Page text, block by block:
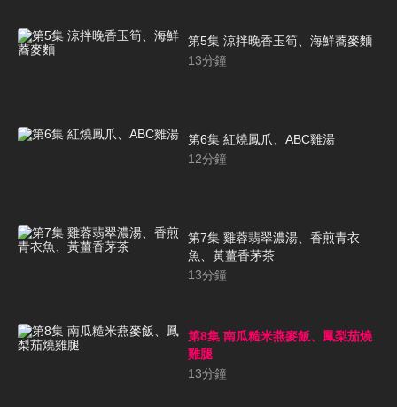
第5集 涼拌晚香玉筍、海鮮蕎麥麵
13分鐘
第6集 紅燒鳳爪、ABC雞湯
12分鐘
第7集 雞蓉翡翠濃湯、香煎青衣
魚、黃薑香茅茶
13分鐘
第8集 南瓜糙米燕麥飯、鳳梨茄燒
雞腿
13分鐘